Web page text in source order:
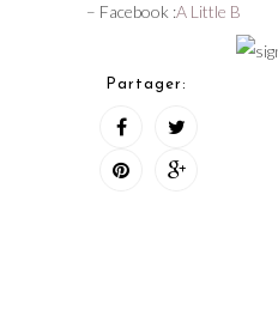
– Facebook :A Little B
Partager: